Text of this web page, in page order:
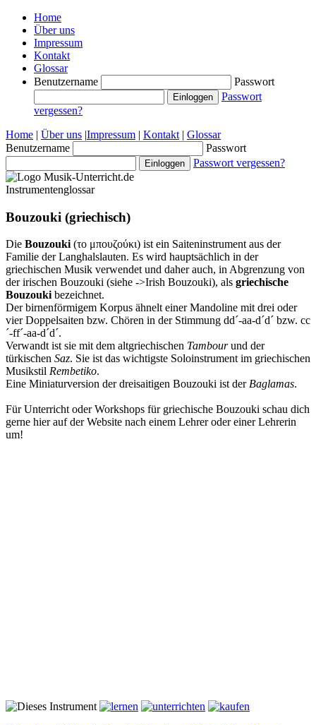
Home
Über uns
Impressum
Kontakt
Glossar
Benutzername
Passwort
Passwort
vergessen?
Home | Über uns |Impressum | Kontakt | Glossar
Benutzername
Passwort
Passwort vergessen?
Instrumentenglossar
Bouzouki (griechisch)
Die Bouzouki(το μπουζούκι) ist ein Saiteninstrument aus der
Familie der Langhalslauten. Es wird hauptsächlich in der
griechischen Musik verwendet und daher auch, in Abgrenzung von
der irischen Bouzouki (siehe ->Irish Bouzouki), als griechische
Bouzoukibezeichnet.
Der birnenförmigem Korpus ähnelt einer Mandoline mit drei oder
vier Doppelsaiten bzw. Chören in der Stimmung dd´-aa-d´d´ bzw. cc
´-ff´-aa-d´d´.
Verwandt ist sie mit dem altgriechischen Tambourund der
türkischen Saz. Sie ist das wichtigste Soloinstrument im griechischen
Musikstil Rembetiko.
Eine Miniaturversion der dreisaitigen Bouzouki ist derBaglamas.
Für Unterricht oder Workshops für griechische Bouzouki schau dich
gerne hier auf der Website nach einem Lehrer oder einer Lehrerin
um!